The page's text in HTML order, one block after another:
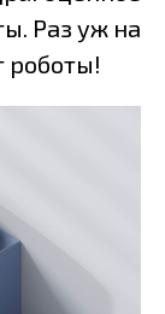
Раз уж на
роботы!